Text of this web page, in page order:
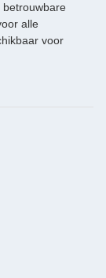
betrouwbare
alle
voor